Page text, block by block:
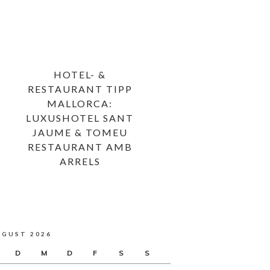
HOTEL- &
RESTAURANT TIPP
MALLORCA:
LUXUSHOTEL SANT
JAUME & TOMEU
RESTAURANT AMB
ARRELS
2026
D M D F S S